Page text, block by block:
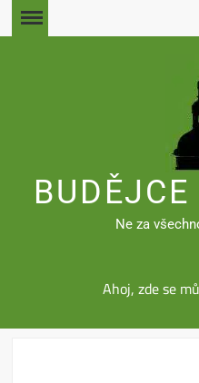
Skip
to
Ne za
Ahoj, zde se